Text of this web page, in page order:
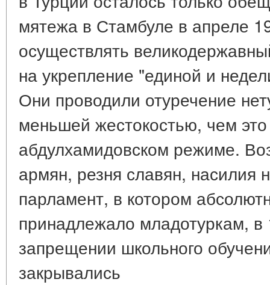
мятежа в Стамбуле в апреле
осуществлять
на укрепление "единой и
Они проводили отуречение
меньшей жестокостью, чем
абдулхамидовском режиме.
армян, резня славян, насилия
парламент, в котором
принадлежало младотуркам, в
запрещении школьного
закрывались